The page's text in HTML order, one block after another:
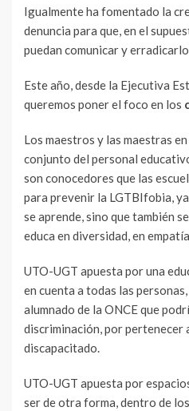
Igualmente ha fomentado la
denuncia para que, en el
puedan comunicar y
Este año, desde la Ejecutiva
queremos poner el foco en los
Los maestros y las maestras
conjunto del personal
son conocedores que las
para prevenir la LGTBIfobia,
se aprende, sino que también
educa en diversidad, en
UTO-UGT apuesta por una
en cuenta a todas las
alumnado de la ONCE que
discriminación, por
discapacitado.
UTO-UGT apuesta por
ser de otra forma, dentro de